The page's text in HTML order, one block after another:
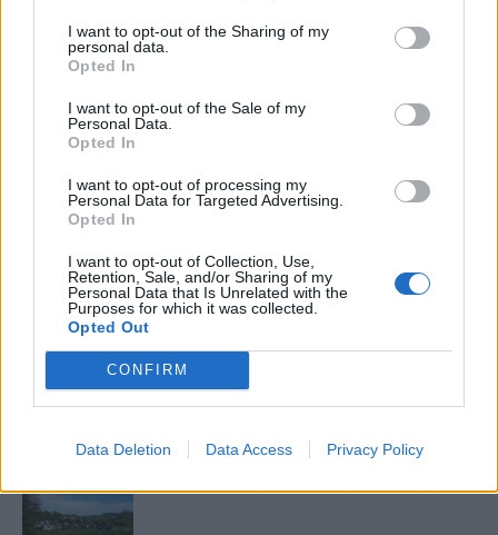
I want to opt-out of the Sharing of my
personal data.
Opted In
I want to opt-out of the Sale of my
Personal Data.
Opted In
I want to opt-out of processing my
Personal Data for Targeted Advertising.
Opted In
I want to opt-out of Collection, Use,
Retention, Sale, and/or Sharing of my
Personal Data that Is Unrelated with the
Purposes for which it was collected.
Opted Out
CONFIRM
Data Deletion Data Access Privacy Policy
Notify me of follow-up comments by email.
Notify me of new posts by email.
- Advertisement -
46,301 Rajongók TETSZIK
13,262
Minka 14. rész